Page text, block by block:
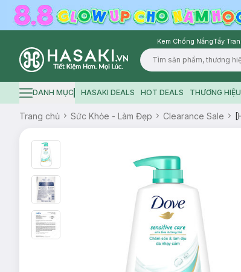
Kem Chống NắngTẩy
Logo
Hamburger icon
DANH MỤC HASAKI DEALS HOT DEALS THƯƠNG HIỆU
Trang chủ Sức Khỏe - Làm Đẹp Clearance Sale